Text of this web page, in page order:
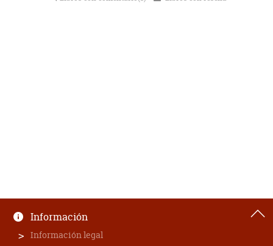
Información
Información legal